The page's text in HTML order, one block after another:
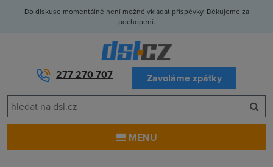
Do diskuse momentálně není možné vkládat příspěvky. Děkujeme za
pochopení.
277 270 707 Zavoláme zpátky
MENU